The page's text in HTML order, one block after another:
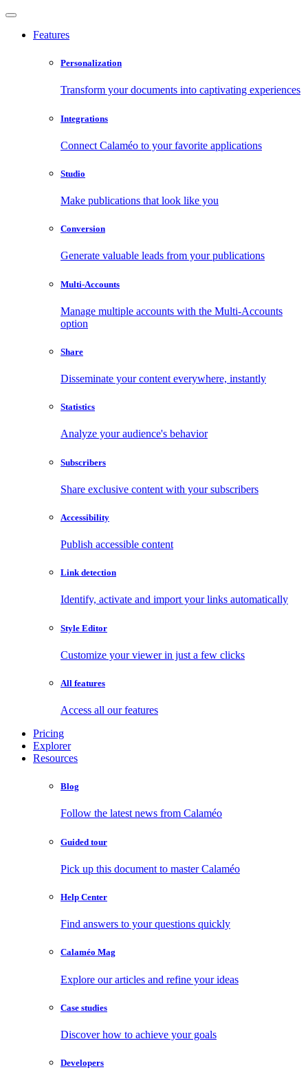
Features
Personalization
Transform your documents into captivating experiences
Integrations
Connect Calaméo to your favorite applications
Studio
Make publications that look like you
Conversion
Generate valuable leads from your publications
Multi-Accounts
Manage multiple accounts with the Multi-Accounts
option
Share
Disseminate your content everywhere, instantly
Statistics
Analyze your audience's behavior
Subscribers
Share exclusive content with your subscribers
Accessibility
Publish accessible content
Link detection
Identify, activate and import your links automatically
Style Editor
Customize your viewer in just a few clicks
All features
Access all our features
Pricing
Explorer
Resources
Blog
Follow the latest news from Calaméo
Guided tour
Pick up this document to master Calaméo
Help Center
Find answers to your questions quickly
Calaméo Mag
Explore our articles and refine your ideas
Case studies
Discover how to achieve your goals
Developers